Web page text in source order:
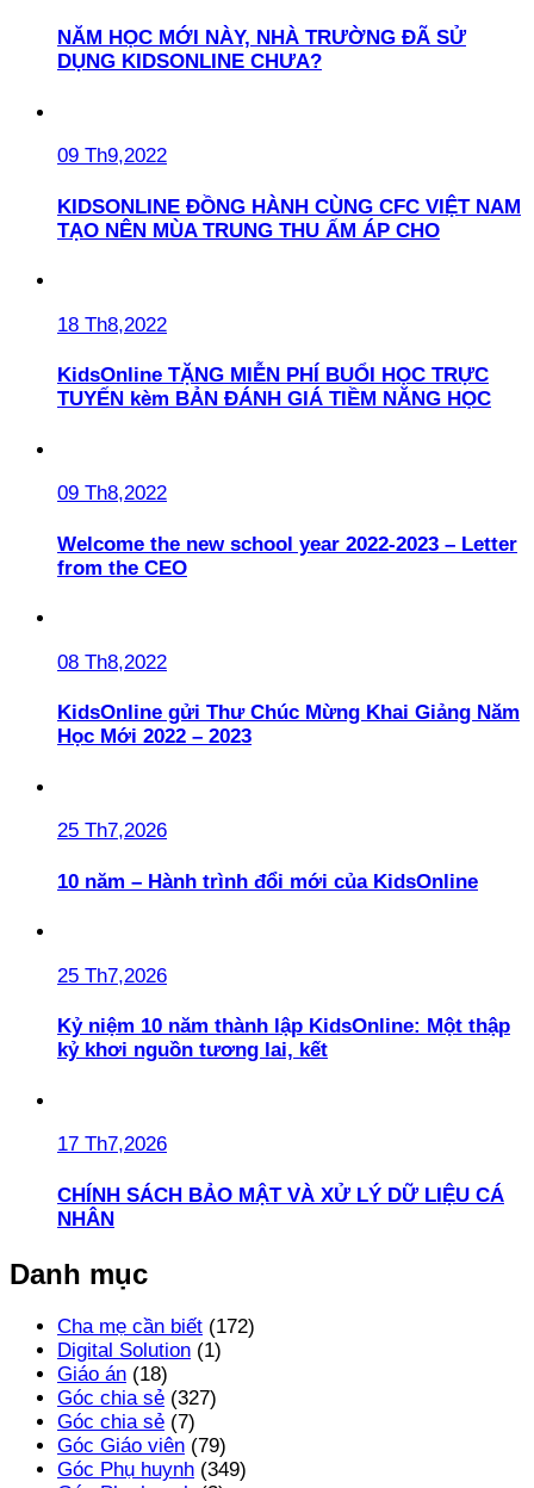
NĂM HỌC MỚI NÀY, NHÀ TRƯỜNG ĐÃ SỬ
DỤNG KIDSONLINE CHƯA?
09 Th9,2022
KIDSONLINE ĐỒNG HÀNH CÙNG CFC VIỆT NAM
TẠO NÊN MÙA TRUNG THU ẤM ÁP CHO
18 Th8,2022
KidsOnline TẶNG MIỄN PHÍ BUỔI HỌC TRỰC
TUYẾN kèm BẢN ĐÁNH GIÁ TIỀM NĂNG HỌC
09 Th8,2022
Welcome the new school year 2022-2023 – Letter
from the CEO
08 Th8,2022
KidsOnline gửi Thư Chúc Mừng Khai Giảng Năm
Học Mới 2022 – 2023
25 Th7,2026
10 năm – Hành trình đổi mới của KidsOnline
25 Th7,2026
Kỷ niệm 10 năm thành lập KidsOnline: Một thập
kỷ khơi nguồn tương lai, kết
17 Th7,2026
CHÍNH SÁCH BẢO MẬT VÀ XỬ LÝ DỮ LIỆU CÁ
NHÂN
Danh mục
Cha mẹ cần biết (172)
Digital Solution (1)
Giáo án (18)
Góc chia sẻ (327)
Góc chia sẻ (7)
Góc Giáo viên (79)
Góc Phụ huynh (349)